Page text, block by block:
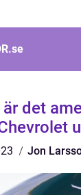
se
det
Jon